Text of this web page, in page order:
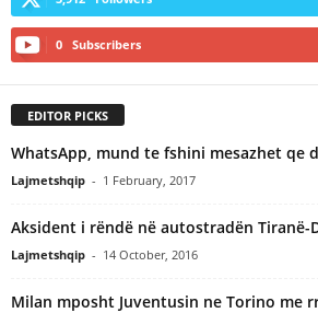
0 Subscribers
EDITOR PICKS
WhatsApp, mund te fshini mesazhet qe
Lajmetshqip - 1 February, 2017
Aksident i rëndë në autostradën Tiranë-
Lajmetshqip - 14 October, 2016
Milan mposht Juventusin ne Torino me